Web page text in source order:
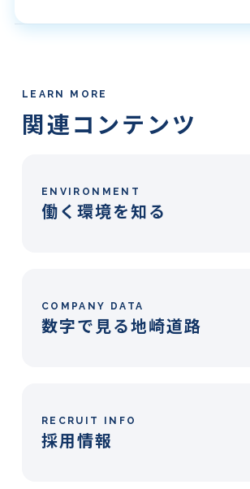
求める人物像
よくある質問
募集要項
新卒エントリー
LEARN MORE
関連コンテンツ
ENVIRONMENT
働く環境を知る
COMPANY DATA
数字で見る地崎道路
RECRUIT INFO
採用情報